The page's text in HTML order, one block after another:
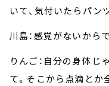
いて、気付いたらパン
川島：感覚がないから
りんご：自分の身体じ
て。そこから点滴とか